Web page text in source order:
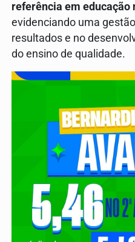
referência em educação
evidenciando uma
resultados e no
do ensino de qualidade.